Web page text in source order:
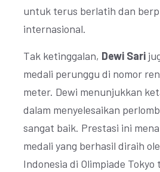
untuk terus berlatih dan
internasional.
Tak ketinggalan, Dewi Sari
medali perunggu di nomor
meter. Dewi menunjukkan
dalam menyelesaikan
sangat baik. Prestasi ini
medali yang berhasil diraih
Indonesia di Olimpiade Tokyo